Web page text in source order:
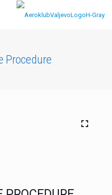
Procedure